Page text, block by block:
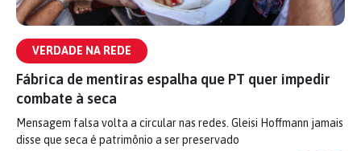
VERDADE NA REDE
Fábrica de mentiras espalha que PT quer impedir
combate à seca
Mensagem falsa volta a circular nas redes. Gleisi Hoffmann jamais
disse que seca é patrimônio a ser preservado